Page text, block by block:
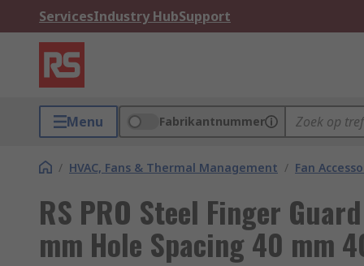
ServicesIndustry HubSupport
Menu Fabrikantnummer
/ HVAC, Fans & Thermal Management / Fan
RS PRO Steel Finger
mm Hole Spacing 40 mm